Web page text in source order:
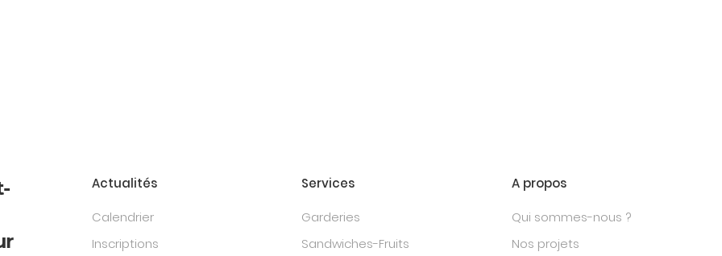
Actualités
Calendrier
Inscriptions
Services
Garderies
Sandwiches-Fruits
A propos
Qui sommes-nous ?
Nos projets